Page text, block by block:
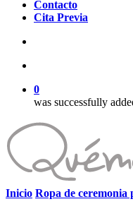
Contacto
Cita Previa
0
was successfully
Inicio Ropa de ceremonia